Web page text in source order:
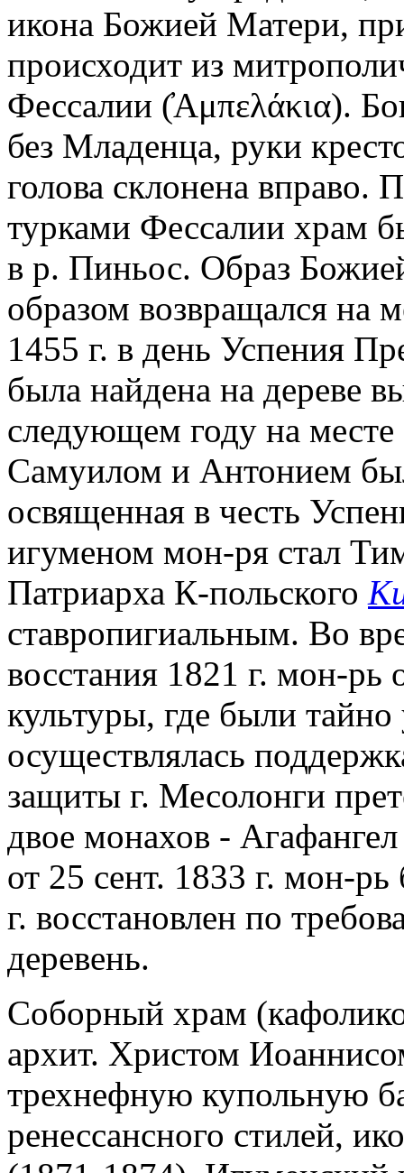
икона Божией Матери,
происходит из
Фессалии (̓Αμπελάκια).
без Младенца, руки
голова склонена вправо.
турками Фессалии храм
в р. Пиньос. Образ
образом возвращался на
1455 г. в день Успения
была найдена на дереве
следующем году на
Самуилом и Антонием
освященная в честь
игуменом мон-ря стал
Патриарха К-польского
ставропигиальным. Во
восстания 1821 г. мон-рь
культуры, где были
осуществлялась
защиты г. Месолонги
двое монахов -
от 25 сент. 1833 г. мон-
г. восстановлен по
деревень.
Соборный храм
архит. Христом
трехнефную купольную
ренессансного стилей,